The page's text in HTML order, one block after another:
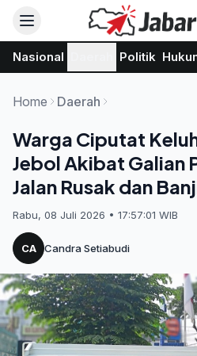
Nasional Politik
Home Daerah
Warga Ciputat
Jebol Akibat Galian
Jalan Rusak dan
Rabu, 08 Juli 2026 • 17:57:01 WIB
CA Candra Setiabudi